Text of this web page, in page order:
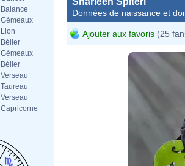
Balance
Gémeaux
Lion
Bélier
Gémeaux
Bélier
Verseau
Taureau
Verseau
Capricorne
Données de naissance et
Ajouter aux favoris (25